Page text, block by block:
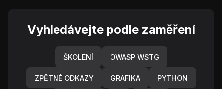
Vyhledávejte podle zaměření
ŠKOLENÍ OWASP WSTG
ZPĚTNÉ ODKAZY GRAFIKA PYTHON